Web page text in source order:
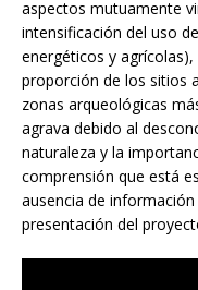
aspectos mutuamente
intensificación del uso
energéticos y
proporción de los sitios
zonas arqueológicas
agrava debido al
naturaleza y la
comprensión que está
ausencia de
presentación del